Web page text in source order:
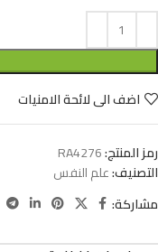
اضف الى لائحة الامنيات
رمز المنتج:RA4276
التصنيف:علم النفس
مشاركة: